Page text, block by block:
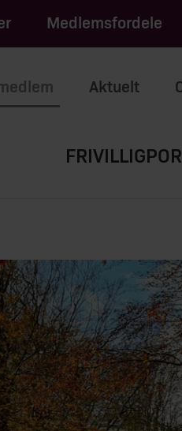
Medlemsfordele
Aktuelt